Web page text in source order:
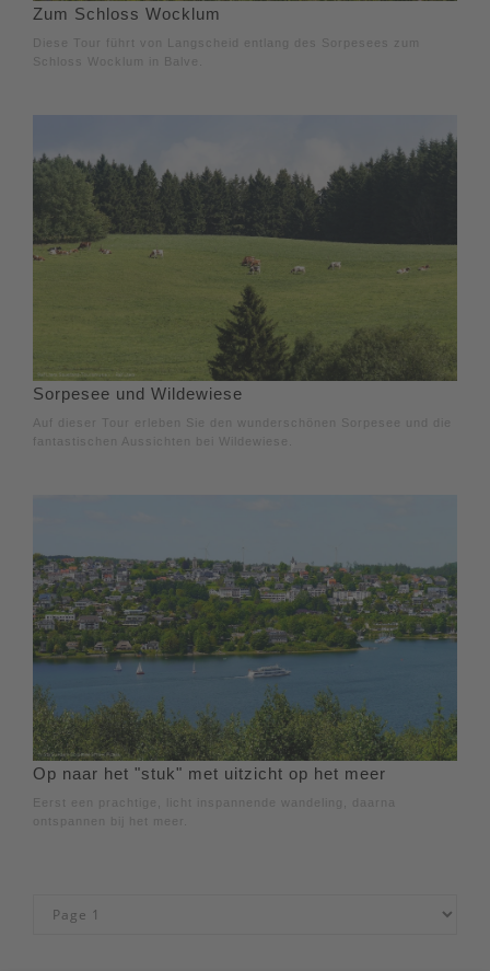
Zum Schloss Wocklum
Diese Tour führt von Langscheid entlang des Sorpesees zum
Schloss Wocklum in Balve.
Sorpesee und Wildewiese
Auf dieser Tour erleben Sie den wunderschönen Sorpesee und die
fantastischen Aussichten bei Wildewiese.
Op naar het "stuk" met uitzicht op het meer
Eerst een prachtige, licht inspannende wandeling, daarna
ontspannen bij het meer.